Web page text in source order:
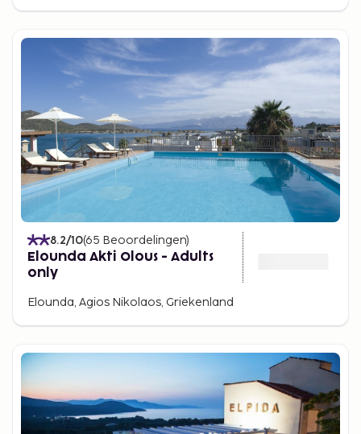
8.2/10(65 Beoordelingen)
Elounda Akti Olous - Adults
only
Elounda, Agios Nikolaos, Griekenland